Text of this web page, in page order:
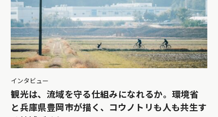
インタビュー
観光は、流域を守る仕組みになれるか。環境省
と兵庫県豊岡市が描く、コウノトリも人も共生す